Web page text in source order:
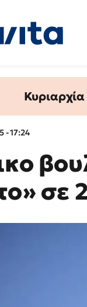
- 17:24
σε